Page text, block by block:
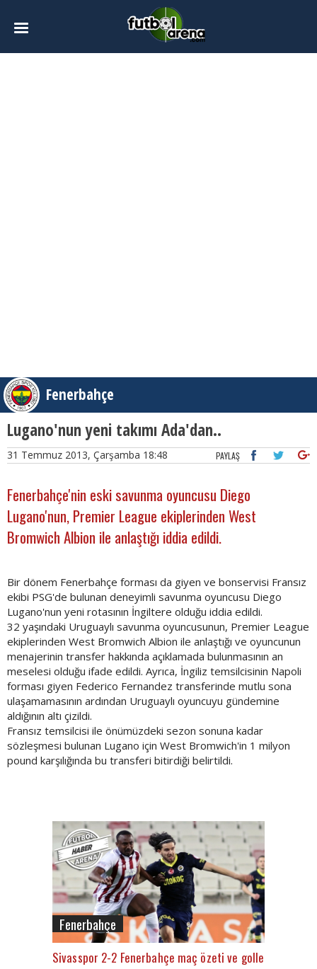
Fenerbahçe
Lugano'nun yeni takımı Ada'dan..
31 Temmuz 2013, Çarşamba 18:48 PAYLAŞ
Fenerbahçe'nin eski savunma oyuncusu Diego
Lugano'nun, Premier League ekiplerinden West
Bromwich Albion ile anlaştığı iddia edildi.
Bir dönem Fenerbahçe forması da giyen ve bonservisi Fransız
ekibi PSG'de bulunan deneyimli savunma oyuncusu Diego
Lugano'nun yeni rotasının İngiltere olduğu iddia edildi.
32 yaşındaki Uruguaylı savunma oyuncusunun, Premier League
ekiplerinden West Bromwich Albion ile anlaştığı ve oyuncunun
menajerinin transfer hakkında açıklamada bulunmasının an
meselesi olduğu ifade edildi. Ayrıca, İngiliz temsilcisinin Napoli
forması giyen Federico Fernandez transferinde mutlu sona
ulaşamamasının ardından Uruguaylı oyuncuyu gündemine
aldığının altı çizildi.
Fransız temsilcisi ile önümüzdeki sezon sonuna kadar
sözleşmesi bulunan Lugano için West Bromwich'in 1 milyon
pound karşılığında bu transferi bitirdiği belirtildi.
Fenerbahçe
Sivasspor 2-2 Fenerbahçe maç özeti ve golleri (İZLE)